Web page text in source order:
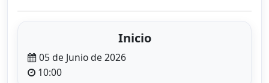
Inicio
05 de Junio de 2026
10:00